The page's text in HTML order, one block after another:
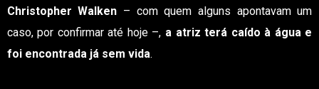
Christopher Walken – com quem alguns apontavam um
caso, por confirmar até hoje –, a atriz terá caído à água e
foi encontrada já sem vida.